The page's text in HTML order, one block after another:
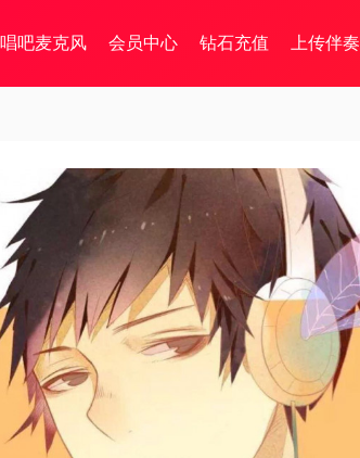
唱吧麦克风 会员中心 钻石充值 上传伴奏